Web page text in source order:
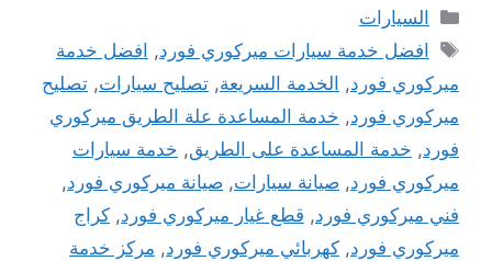
التصنيفات
السيارات
الوسوم
افضل خدمة سيارات ميركوري فورد, افضل خدمة
ميركوري فورد, الخدمة السريعة, تصليح سيارات, تصليح
ميركوري فورد, خدمة المساعدة علة الطريق ميركوري
فورد, خدمة المساعدة على الطريق, خدمة سيارات
ميركوري فورد, صيانة سيارات, صيانة ميركوري فورد,
فني ميركوري فورد, قطع غيار ميركوري فورد, كراج
ميركوري فورد, كهربائي ميركوري فورد, مركز خدمة